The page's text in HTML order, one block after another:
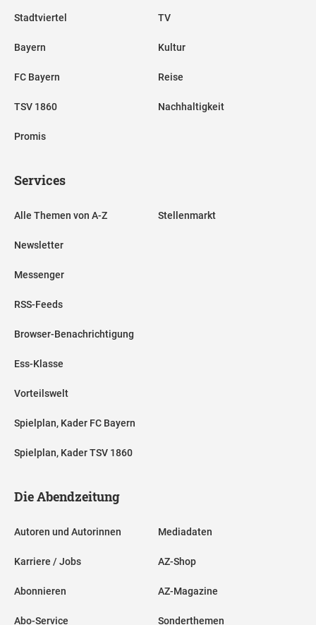
Stadtviertel
Bayern
FC Bayern
TSV 1860
Promis
TV
Kultur
Reise
Nachhaltigkeit
Services
Alle Themen von A-Z
Newsletter
Messenger
RSS-Feeds
Browser-Benachrichtigung
Ess-Klasse
Vorteilswelt
Spielplan, Kader FC Bayern
Spielplan, Kader TSV 1860
Stellenmarkt
Die Abendzeitung
Autoren und Autorinnen
Karriere / Jobs
Abonnieren
Abo-Service
Mediadaten
AZ-Shop
AZ-Magazine
Sonderthemen